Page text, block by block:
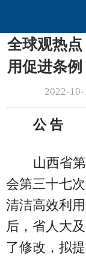
全球观热点
用促进条
2022-
公 告
山西省
会第三十七
清洁高效利
后，省人大
了修改，拟